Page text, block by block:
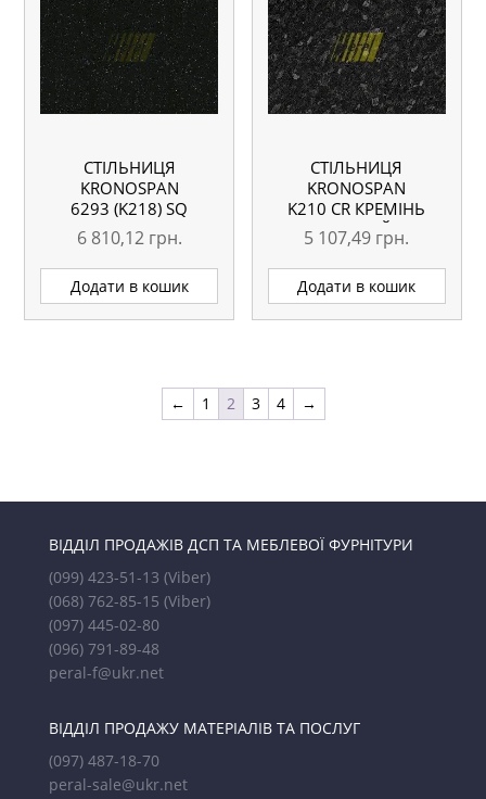
СТІЛЬНИЦЯ
KRONOSPAN
6293 (K218) SQ
АНДРОМЕДА ЧОРНА
4100X600X38 ММ
ВОЛОГОСТІЙКА
6 810,12 грн.
Додати в кошик
СТІЛЬНИЦЯ
KRONOSPAN
K210 CR КРЕМІНЬ
ЧОРНИЙ
4100X600X38 ММ
ВОЛОГОСТІЙКА
5 107,49 грн.
Додати в кошик
← 1 2 3 4 →
ВІДДІЛ ПРОДАЖІВ ДСП ТА МЕБЛЕВОЇ ФУРНІТУРИ
(099) 423-51-13 (Viber)
(068) 762-85-15 (Viber)
(097) 445-02-80
(096) 791-89-48
peral-f@ukr.net
ВІДДІЛ ПРОДАЖУ МАТЕРІАЛІВ ТА ПОСЛУГ
(097) 487-18-70
peral-sale@ukr.net